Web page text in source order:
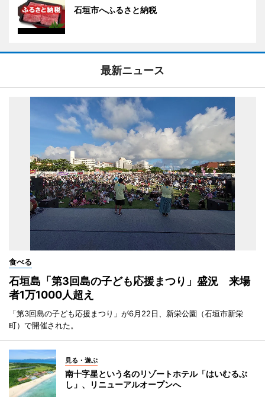
石垣市へふるさと納税
最新ニュース
食べる
石垣島「第3回島の子ども応援まつり」盛況 来場
者1万1000人超え
「第3回島の子ども応援まつり」が6月22日、新栄公園（石垣市新栄
町）で開催された。
見る・遊ぶ
南十字星という名のリゾートホテル「はいむるぶ
し」、リニューアルオープンへ